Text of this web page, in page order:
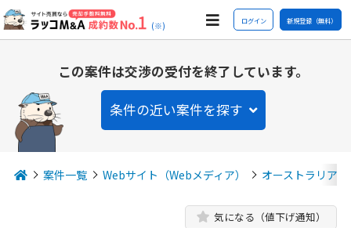
(※) ログイン 新規登録（無料）
この案件は交渉の受付を終了しています。
条件の近い案件を探す
案件一覧 Webサイト（Webメディア） オーストラリア
気になる（値下げ通知）